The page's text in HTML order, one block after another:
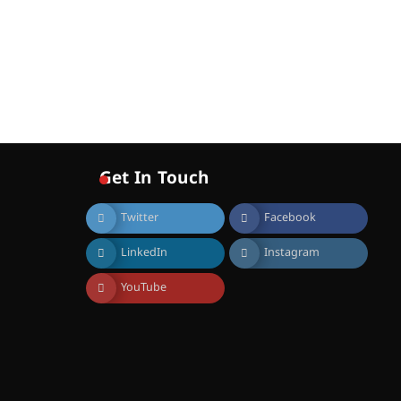
യുടെ നേട്ടം പ്രതിസന്ധികളോട്
August 5, 2026
Get In Touch
Twitter Facebook
LinkedIn Instagram
YouTube